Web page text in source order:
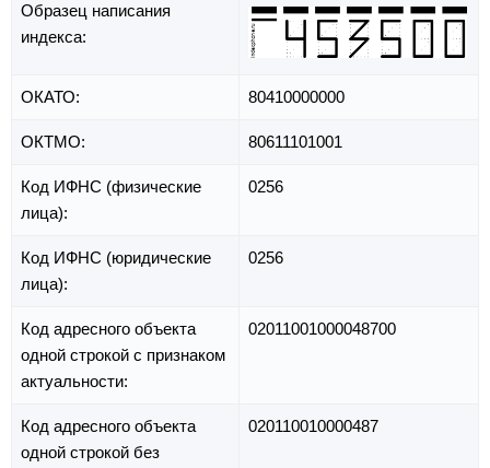
Образец написания
индекса:
ОКАТО: 80410000000
ОКТМО: 80611101001
Код ИФНС (физические
лица):
0256
Код ИФНС (юридические
лица):
0256
Код адресного объекта
одной строкой с признаком
актуальности:
02011001000048700
Код адресного объекта
одной строкой без
020110010000487